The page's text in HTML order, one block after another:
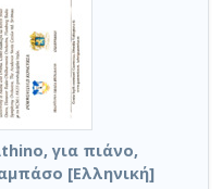
για πιάνο,
[Ελληνική]